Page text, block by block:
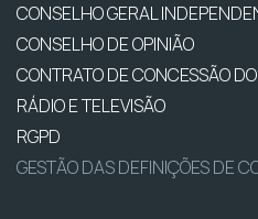
CONSELHO GERAL
CONSELHO DE OPINIÃO
CONTRATO DE CONCESSÃO
RÁDIO E TELEVISÃO
RGPD
GESTÃO DAS DEFINIÇÕES DE